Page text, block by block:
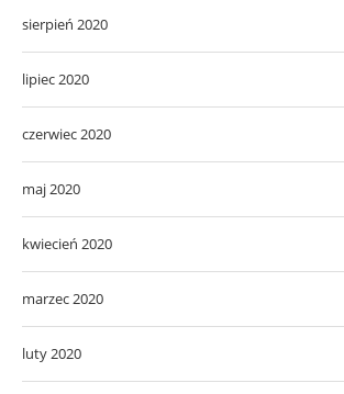
sierpień 2020
lipiec 2020
czerwiec 2020
maj 2020
kwiecień 2020
marzec 2020
luty 2020